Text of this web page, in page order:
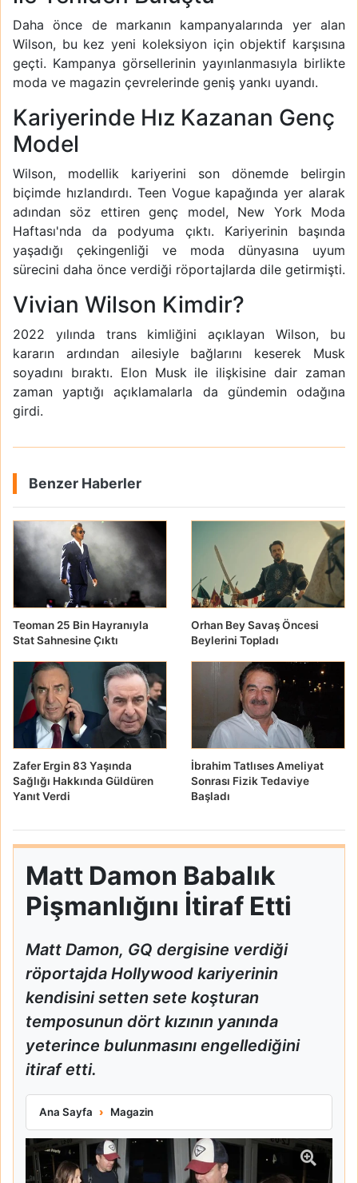
Daha önce de markanın kampanyalarında yer alan
Wilson, bu kez yeni koleksiyon için objektif karşısına
geçti. Kampanya görsellerinin yayınlanmasıyla birlikte
moda ve magazin çevrelerinde geniş yankı uyandı.
Kariyerinde Hız Kazanan Genç
Model
Wilson, modellik kariyerini son dönemde belirgin
biçimde hızlandırdı. Teen Vogue kapağında yer alarak
adından söz ettiren genç model, New York Moda
Haftası'nda da podyuma çıktı. Kariyerinin başında
yaşadığı çekingenliği ve moda dünyasına uyum
sürecini daha önce verdiği röportajlarda dile getirmişti.
Vivian Wilson Kimdir?
2022 yılında trans kimliğini açıklayan Wilson, bu
kararın ardından ailesiyle bağlarını keserek Musk
soyadını bıraktı. Elon Musk ile ilişkisine dair zaman
zaman yaptığı açıklamalarla da gündemin odağına
girdi.
Benzer Haberler
Teoman 25 Bin Hayranıyla
Stat Sahnesine Çıktı
Orhan Bey Savaş Öncesi
Beylerini Topladı
Zafer Ergin 83 Yaşında
Sağlığı Hakkında Güldüren
Yanıt Verdi
İbrahim Tatlıses Ameliyat
Sonrası Fizik Tedaviye
Başladı
Matt Damon Babalık
Pişmanlığını İtiraf Etti
Matt Damon, GQ dergisine verdiği
röportajda Hollywood kariyerinin
kendisini setten sete koşturan
temposunun dört kızının yanında
yeterince bulunmasını engellediğini
itiraf etti.
Ana Sayfa Magazin
Matt Damon Babalık Pişmanlığını İtiraf Etti